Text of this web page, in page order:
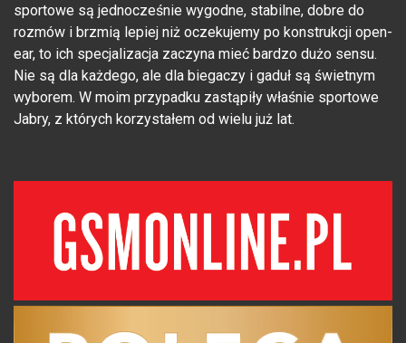
sportowe są jednocześnie wygodne, stabilne, dobre do
rozmów i brzmią lepiej niż oczekujemy po konstrukcji open-
ear, to ich specjalizacja zaczyna mieć bardzo dużo sensu.
Nie są dla każdego, ale dla biegaczy i gaduł są świetnym
wyborem. W moim przypadku zastąpiły właśnie sportowe
Jabry, z których korzystałem od wielu już lat.